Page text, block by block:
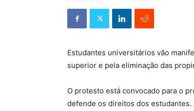
Estudantes universitários vão
superior e pela eliminação das
O protesto está convocado para o
defende os direitos dos estudantes.